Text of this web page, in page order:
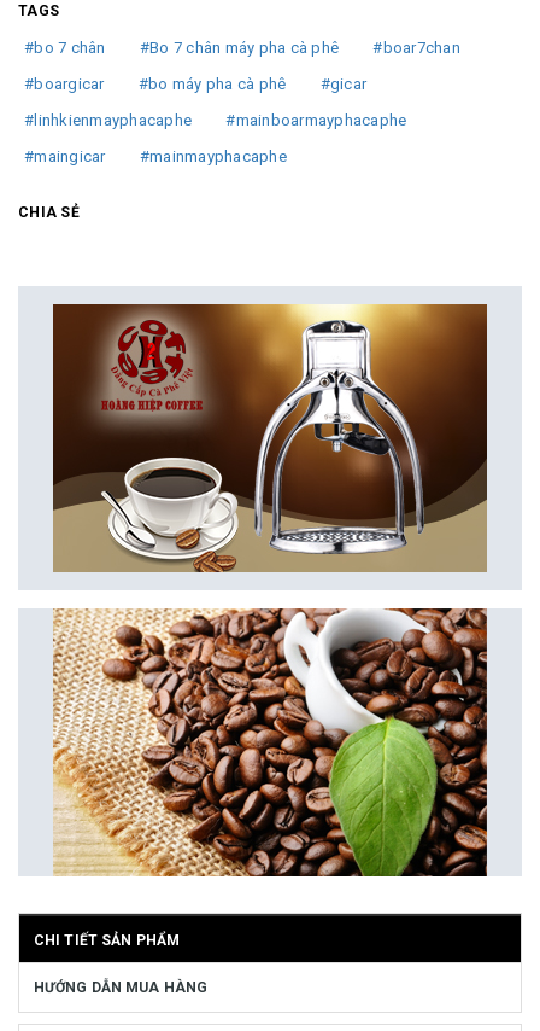
TAGS
#bo 7 chân #Bo 7 chân máy pha cà phê
#boar7chan
#boargicar
#bo máy pha cà phê
#gicar
#linhkienmayphacaphe
#mainboarmayphacaphe
#maingicar
#mainmayphacaphe
CHIA SẺ
CHI TIẾT SẢN PHẨM
HƯỚNG DẪN MUA HÀNG